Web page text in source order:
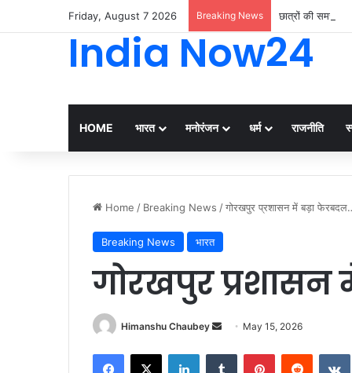
Friday, August 7 2026 Breaking News छात्रों की समस्याओं
India Now24
HOME भारत मनोरंजन धर्म राजनीति
Home / Breaking News /गोरखपुर प्रशासन में बड़ा
Breaking News भारत
गोरखपुर
Himanshu Chaubey May 15, 2026